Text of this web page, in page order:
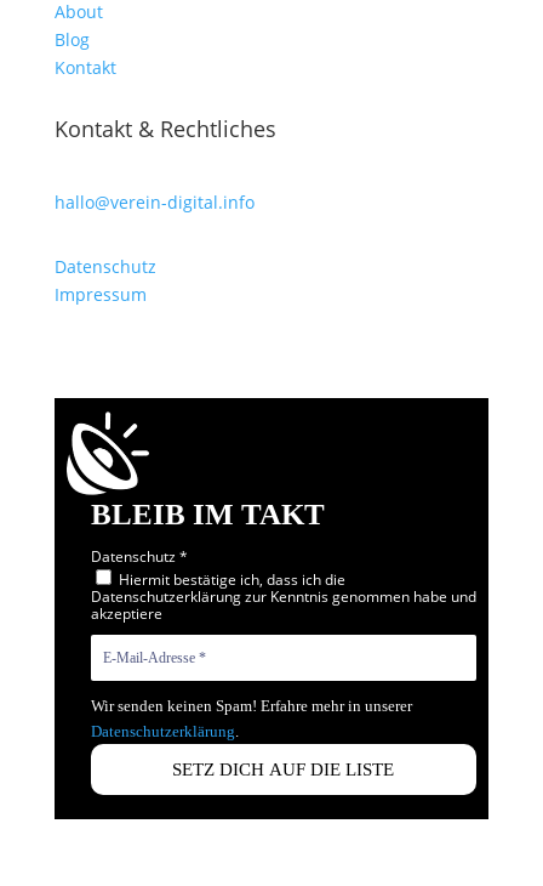
About
Blog
Kontakt
Kontakt & Rechtliches
hallo@verein-digital.info
Datenschutz
Impressum
BLEIB IM TAKT
Datenschutz*
Hiermit bestätige ich, dass ich die
Datenschutzerklärung zur Kenntnis genommen habe und
akzeptiere
Wir senden keinen Spam! Erfahre mehr in unserer
Datenschutzerklärung.